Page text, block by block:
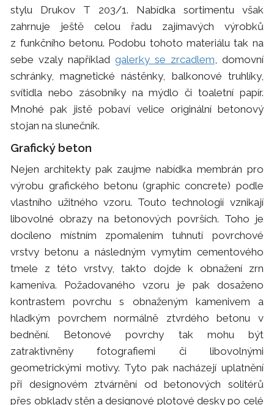
stylu Drukov T 203/1. Nabídka sortimentu však
zahrnuje ještě celou řadu zajímavých výrobků
z funkčního betonu. Podobu tohoto materiálu tak na
sebe vzaly například galerky se zrcadlem , domovní
schránky, magnetické nástěnky, balkonové truhlíky,
svítidla nebo zásobníky na mýdlo či toaletní papír.
Mnohé pak jistě pobaví velice originální betonový
stojan na slunečník.
Grafický beton
Nejen architekty pak zaujme nabídka membrán pro
výrobu grafického betonu (graphic concrete) podle
vlastního užitného vzoru. Touto technologií vznikají
libovolné obrazy na betonových površích. Toho je
docíleno místním zpomalením tuhnutí povrchové
vrstvy betonu a následným vymytím cementového
tmele z této vrstvy, takto dojde k obnažení zrn
kameniva. Požadovaného vzoru je pak dosaženo
kontrastem povrchu s obnaženým kamenivem a
hladkým povrchem normálně ztvrdého betonu v
bednění. Betonové povrchy tak mohu být
zatraktivněny fotografiemi či libovolnými
geometrickými motivy. Tyto pak nacházejí uplatnění
při designovém ztvárnění od betonových solitérů
přes obklady stěn a designové plotové desky po celé